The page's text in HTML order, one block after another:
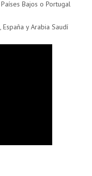
Bajos o Portugal
y Arabia Saudí